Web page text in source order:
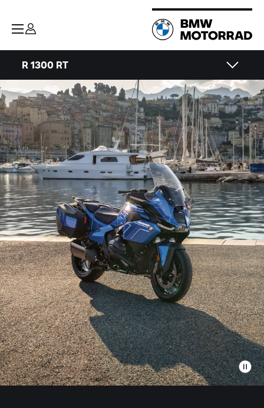
R 1300 RT